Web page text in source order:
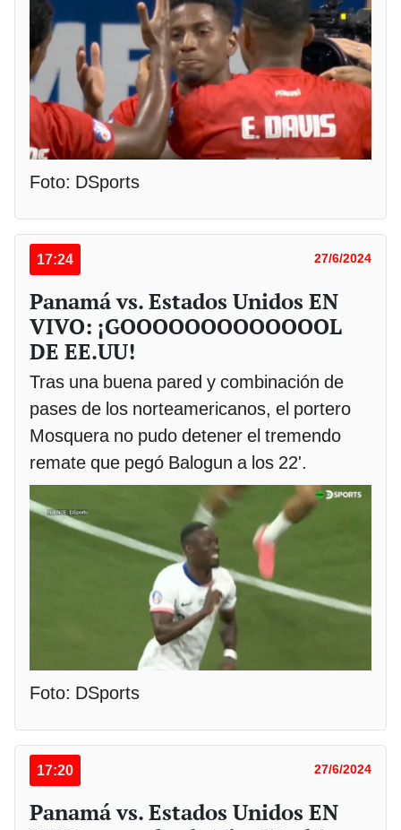
Foto: DSports
17:24 27/6/2024
Panamá vs. Estados Unidos EN
VIVO: ¡GOOOOOOOOOOOOOL
DE EE.UU!
Tras una buena pared y combinación de
pases de los norteamericanos, el portero
Mosquera no pudo detener el tremendo
remate que pegó Balogun a los 22'.
Foto: DSports
17:20 27/6/2024
Panamá vs. Estados Unidos EN